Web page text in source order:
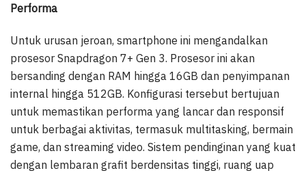
Performa
Untuk urusan jeroan, smartphone ini mengandalkan
prosesor Snapdragon 7+ Gen 3. Prosesor ini akan
bersanding dengan RAM hingga 16GB dan penyimpanan
internal hingga 512GB. Konfigurasi tersebut bertujuan
untuk memastikan performa yang lancar dan responsif
untuk berbagai aktivitas, termasuk multitasking, bermain
game, dan streaming video. Sistem pendinginan yang kuat
dengan lembaran grafit berdensitas tinggi, ruang uap